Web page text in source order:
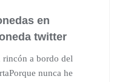
en
twitter
rincón a bordo del
nunca he